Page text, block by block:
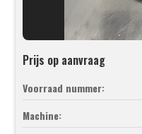
Prijs op aanvraag
Voorraad nummer:
Machine: